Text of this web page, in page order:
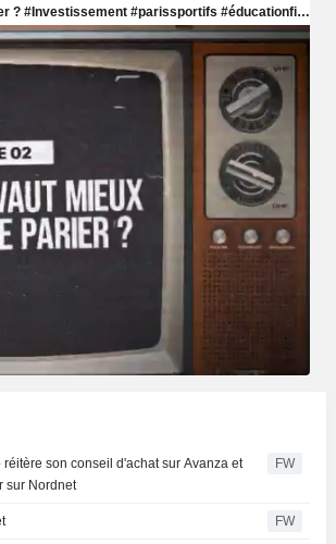
son conseil d'achat sur Avanza et
sur Nordnet
FW
FW